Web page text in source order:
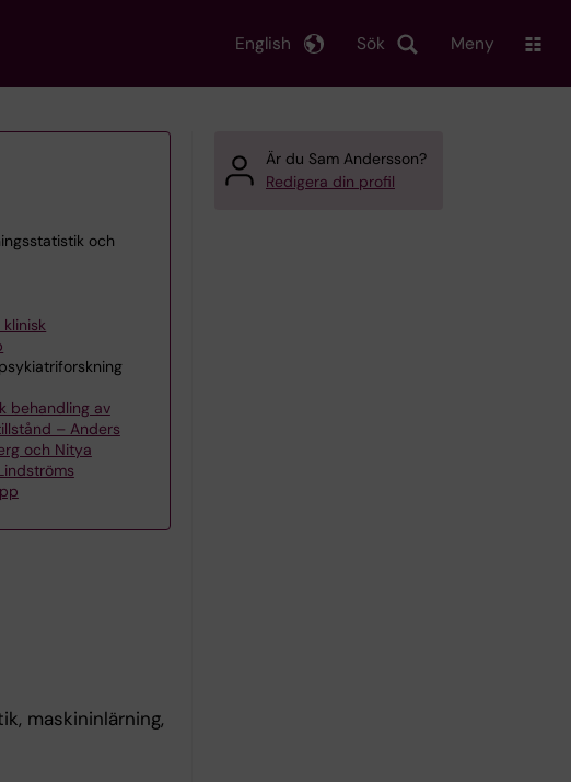
Sök
English Meny
och
behandling av
– Anders
och Nitya
maskininlärning,
Är du Sam Andersson?
Redigera din profil